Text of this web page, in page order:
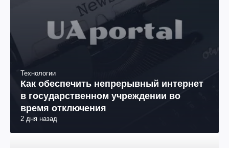
Технологии
Как обеспечить непрерывный интернет
в государственном учреждении во
время отключения
2 дня назад